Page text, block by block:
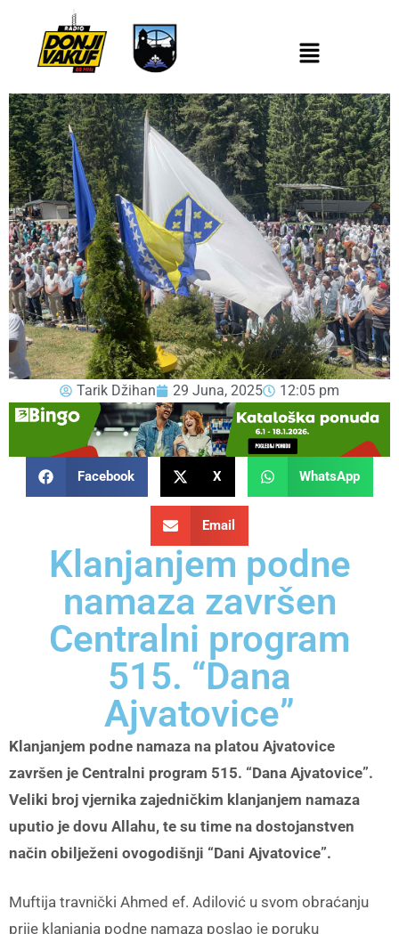
Tarik Džihan 29 Juna, 2025 12:05 pm
Facebook X WhatsApp
Email
Klanjanjem podne
namaza završen
Centralni program
515. “Dana
Ajvatovice”
Klanjanjem podne namaza na platou Ajvatovice
završen je Centralni program 515. “Dana Ajvatovice”.
Veliki broj vjernika zajedničkim klanjanjem namaza
uputio je dovu Allahu, te su time na dostojanstven
način obilježeni ovogodišnji “Dani Ajvatovice”.
Muftija travnički Ahmed ef. Adilović u svom obraćanju
prije klanjanja podne namaza poslao je poruku